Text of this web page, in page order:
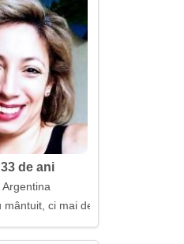
de ani
Argentina
ci mai degrabă înțeles